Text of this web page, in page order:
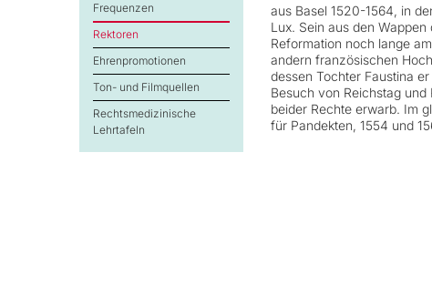
Frequenzen
Rektoren
Ehrenpromotionen
Ton- und Filmquellen
Rechtsmedizinische
Lehrtafeln
aus Basel 1520-1564, in
Lux. Sein aus den
Reformation noch lange
andern französischen
dessen Tochter Faustina
Besuch von Reichstag
beider Rechte erwarb. Im
für Pandekten, 1554 und